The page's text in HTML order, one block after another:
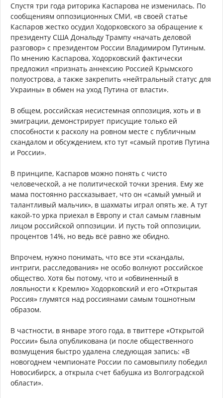
Спустя три года риторика Каспарова не изменилась. По
сообщениям оппозиционных СМИ, «в своей статье
Каспаров жестко осудил Ходорковского за обращение к
президенту США Дональду Трампу «начать деловой
разговор» с президентом России Владимиром Путиным.
По мнению Каспарова, Ходорковский фактически
предложил «признать аннексию Россией Крымского
полуострова, а также закрепить «нейтральный статус для
Украины» в обмен на уход Путина от власти».
В общем, российская несистемная оппозиция, хоть и в
эмиграции, демонстрирует присущие только ей
способности к расколу на ровном месте с публичным
скандалом и обсуждением, кто тут «самый против Путина
и России».
В принципе, Каспаров можно понять с чисто
человеческой, а не политической точки зрения. Ему же
мама постоянно рассказывает, что он «самый умный и
талантливый мальчик», в шахматы играл опять же. А тут
какой-то урка приехал в Европу и стал самым главным
лицом российской оппозиции. И пусть той оппозиции,
процентов 14%, но ведь всё равно же обидно.
Впрочем, нужно понимать, что все эти «скандалы,
интриги, расследования» не особо волнуют российское
общество. Хотя бы потому, что и «обвиненный в
лояльности к Кремлю» Ходорковский и его «Открытая
Россия» глумятся над россиянами самым тошнотным
образом.
В частности, в январе этого года, в твиттере «Открытой
России» была опубликована (и после общественного
возмущения быстро удалена следующая запись: «В
новогоднем чемпионате России по самовыпилу победил
Новосибирск, а открыла счет бабушка из Волгоградской
области».